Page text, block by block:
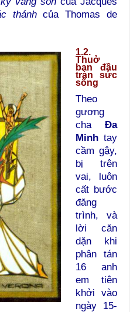
thánhcủa Thomas de
1.2.
Thuở
ban đầu
tràn sức
sống
Theo
gương
cha Đa
Minh tay
cầm gậy,
bị trên
vai, luôn
cất bước
đăng
trình, và
lời căn
dặn khi
phân tán
16 anh
em tiên
khởi vào
ngày 15-